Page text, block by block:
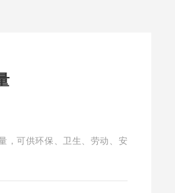
，可供环保、卫生、劳动、安